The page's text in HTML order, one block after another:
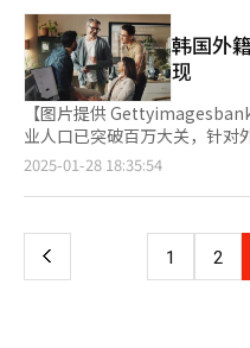
年度的高考考生人数增加了
大学的数据，预计未被录取的
增加了3%。特别是全国98所
的落榜生人数预计将同比增加18.9%。 钟路学院分析
就业难得情况下，学生更倾向
学，学生也倾向于通过重新参
然复读生人数突破20万的可能
招生调整可能会对复读生规模产生重大影响
教室查看大学申请表。【图片
1344亿元）。值得关注的是，
521万人，减少15%的背景下
均课外支出从2017年的38万
口之家消费比重攀升4个百分点。 “教育高地”首尔现象尤
出，2023年人均课外教育支
传统学区，2023年人均月支出
育，家庭需承担约2.7亿韩元
掏空腰包的“吸髓虫”，原因就在于此。 庆熙
（音）研究揭示：课外支出每
7.01至9.56%可以用课外教育
增加1%，会使生育第二个孩
韩国外
现
【图片提供 Gettyimagesbank】 ‌一项最新调查显示，韩国外
业人口已突破百万大关，针对
外国人提供了更为广阔的就业舞台。 据业界28日透露，
台“Klick”。该平台旨在精准
碍。 求职者仅需设定工作区域、语言能力、签证类型等关键信
息，即可轻松开启求职。而企
2025-01-28 18:35:54
上
页
1 2